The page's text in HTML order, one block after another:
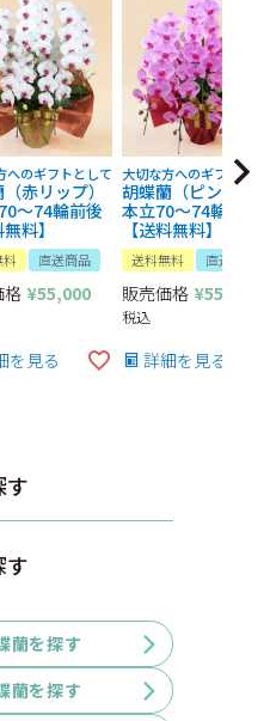
へのギフトとして
赤リップ）
～74輪前後
無料】
料 直送商品
格 ¥55,000
を見る
大切な方へのギフトとし
胡蝶蘭（ピンク）5
本立70～74輪前後
【送料無料】
送料無料 直送商品
販売価格 ¥55,000
税込
詳細を見る
す
す
蘭を探す
蘭を探す